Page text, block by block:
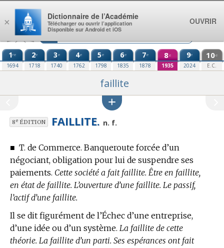
Aller au contenu
1re
1694
2e
1718
3e
1740
4e
1762
5e
1798
6e
1835
7e
1878
8e
1935
9e
2024
10e
E.C.
faillite
8eÉDITION FAILLITE. n. f.
■ T. de Commerce. Banqueroute forcée d’un
négociant, obligation pour lui de suspendre ses
paiements. Cette société a fait faillite. Être en faillite,
en état de faillite. L’ouverture d’une faillite. Le passif,
l’actif d’une faillite.
Il se dit figurément de l’Échec d’une entreprise,
d’une idée ou d’un système. La faillite de cette
théorie. La faillite d’un parti. Ses espérances ont fait
×
Dictionnaire de l’Académie
Télécharger ou ouvrir l’application
Disponible sur Android et iOS
OUVRIR